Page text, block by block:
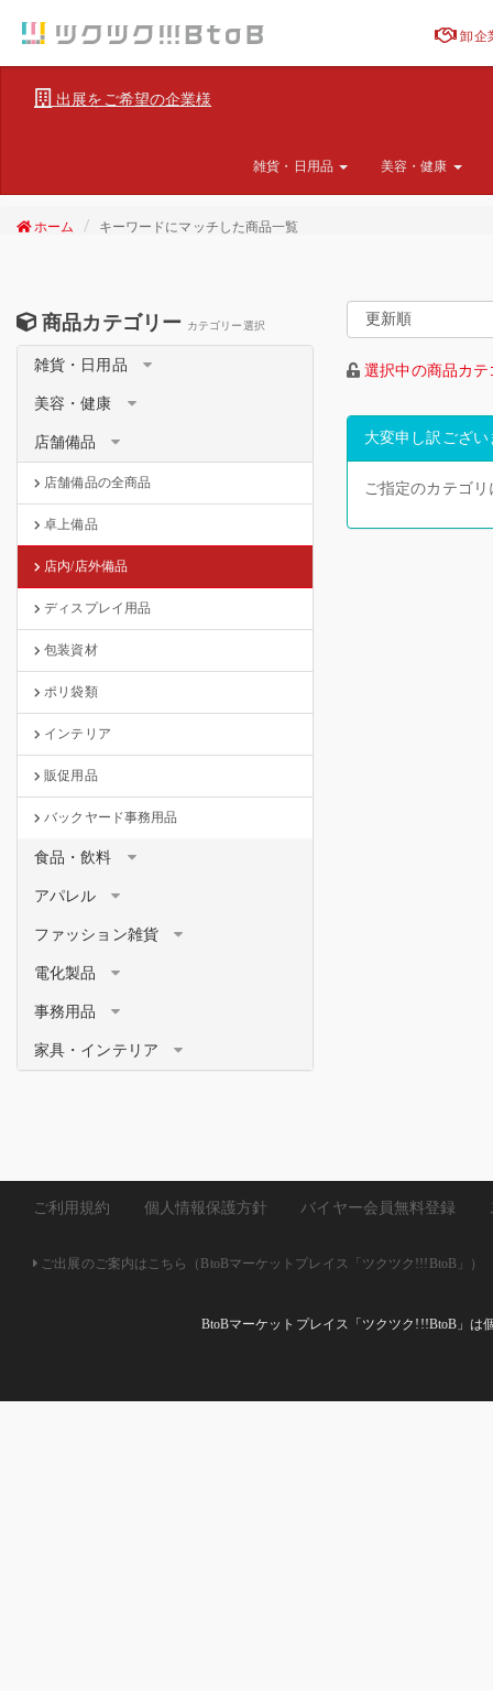
卸企
出展をご希望の企業様
雑貨・日用品 美容・健康
ホーム キーワードにマッチした商品一覧
商品カテゴリー カテゴリー選択
雑貨・日用品
美容・健康
店舗備品
店舗備品の全商品
卓上備品
店内/店外備品
ディスプレイ用品
包装資材
ポリ袋類
インテリア
販促用品
バックヤード事務用品
食品・飲料
アパレル
ファッション雑貨
電化製品
事務用品
家具・インテリア
選択中の商品カ
大変申し訳ござい
ご指定のカテゴ
ご利用規約 個人情報保護方針 バイヤー会員無料登録
ご出展のご案内はこちら（BtoBマーケットプレイス「ツクツク!!!BtoB」）
BtoBマーケットプレイス「ツクツク!!!BtoB」は